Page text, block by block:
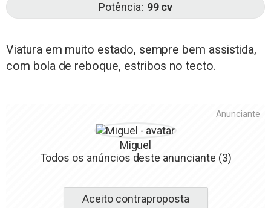
Potência 99
Viatura em muito estado, sempre bem assistida,
com bola de reboque, estribos no tecto.
Aceito contraproposta
Anunciante
Miguel
Todos os anúncios deste anunciante (3)